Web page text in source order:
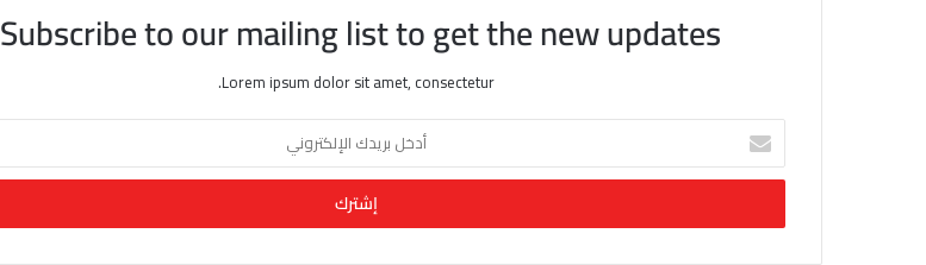
Subscribe to our mailing list to get the new updates!
Lorem ipsum dolor sit amet, consectetur.
خ
ب